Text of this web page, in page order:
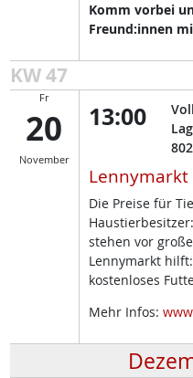
Komm vorbei
Freund:innen
KW 47
Fr
20
November
13:00
Lennymarkt
Die Preise für
stehen vor
Lennymarkt
kostenloses
Mehr Infos: